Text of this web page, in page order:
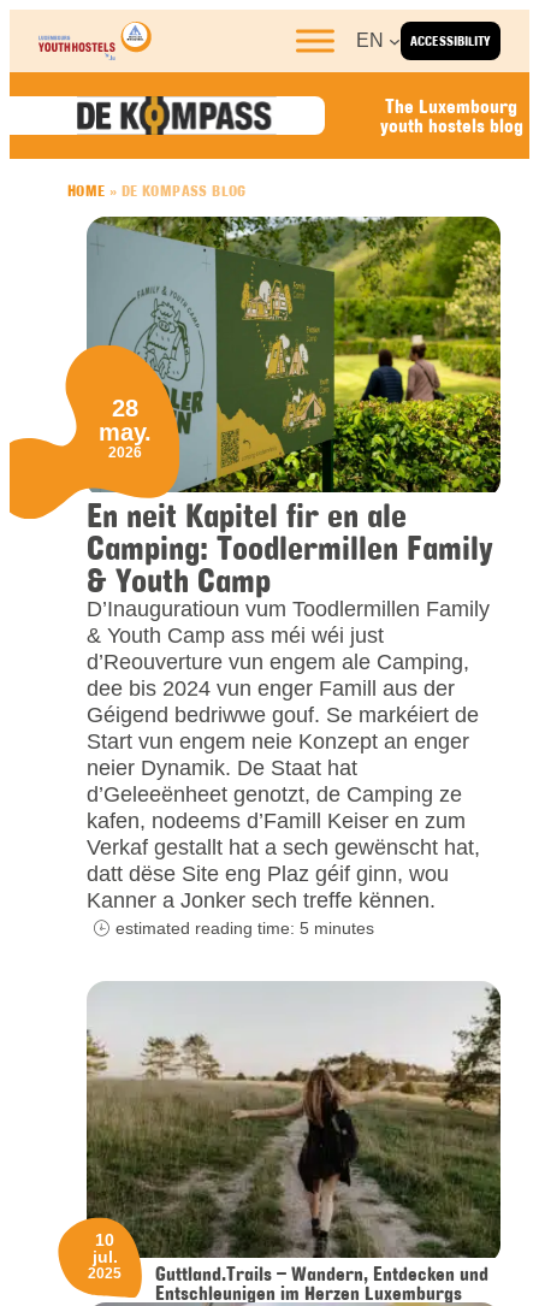
Skip to content
ACCESSIBILITY
EN
The Luxembourg
youth hostels blog
HOME » DE KOMPASS BLOG
En neit Kapitel fir en ale
Camping: Toodlermillen Family
& Youth Camp
D’Inauguratioun vum Toodlermillen Family
& Youth Camp ass méi wéi just
d’Reouverture vun engem ale Camping,
dee bis 2024 vun enger Famill aus der
Géigend bedriwwe gouf. Se markéiert de
Start vun engem neie Konzept an enger
neier Dynamik. De Staat hat
d’Geleeënheet genotzt, de Camping ze
kafen, nodeems d’Famill Keiser en zum
Verkaf gestallt hat a sech gewënscht hat,
datt dëse Site eng Plaz géif ginn, wou
Kanner a Jonker sech treffe kënnen.
28
may.
2026
estimated reading time: 5 minutes
Guttland.Trails – Wandern, Entdecken und
Entschleunigen im Herzen Luxemburgs
10
jul.
2025